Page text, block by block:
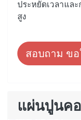
ประหยัดเวลาแล
สูง
สอบถาม ขอ
แผ่นปูนค